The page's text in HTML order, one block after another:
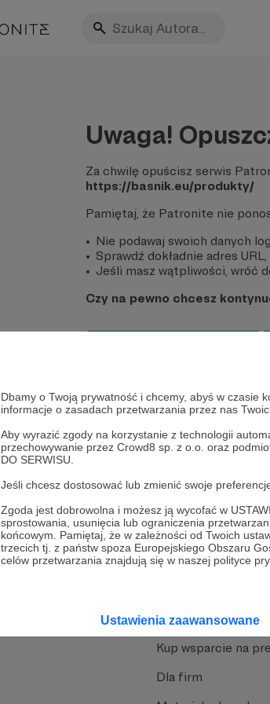
Dbamy o Twoją prywatność i chcemy, abyś w czasie
informacje o zasadach przetwarzania przez nas
Aby wyrazić zgody na korzystanie z technologii
przechowywanie przez Crowd8 sp. z o.o. oraz
DO SERWISU.
Jeśli chcesz dostosować lub zmienić swoje
Zgoda jest dobrowolna i możesz ją wycofać w
sprostowania, usunięcia lub ograniczenia
końcowym. Pamiętaj, że w zależności od Twoich
trzecich tj. z państw spoza Europejskiego Obszaru
celów przetwarzania znajdują się w naszej polityce
Ustawienia zaawansowane
Uwaga!
Za chwilę opuścisz serwis
https://basnik.eu/produkty/
Pamiętaj, że Patronite nie
Nie podawaj swoich danych
Sprawdź dokładnie adres
Jeśli masz wątpliwości, wróć
Czy na pewno chcesz
Jak to działa
Funkcje Patronite
Dlaczego
Opinie Twórców
Kup wsparcie na
Dla firm